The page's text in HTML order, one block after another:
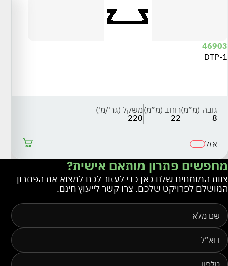
46903
DTP-1
גובה (מ”מ)
8
רוחב (מ”מ)
22
משקל (גר'/מ')
220
אזל
מחפשים פתרון מותאם אישית?
צוות המומחים שלנו כאן כדי לעזור לכם למצוא את הפתרון
המושלם לפרויקט שלכם. צרו קשר לייעוץ חינם.